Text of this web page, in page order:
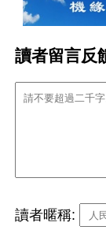
讀者留言反
讀者暱稱: